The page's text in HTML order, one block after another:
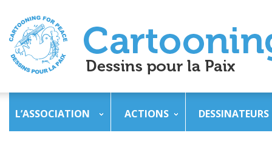
L’ASSOCIATION ACTIONS DESSINATEURS